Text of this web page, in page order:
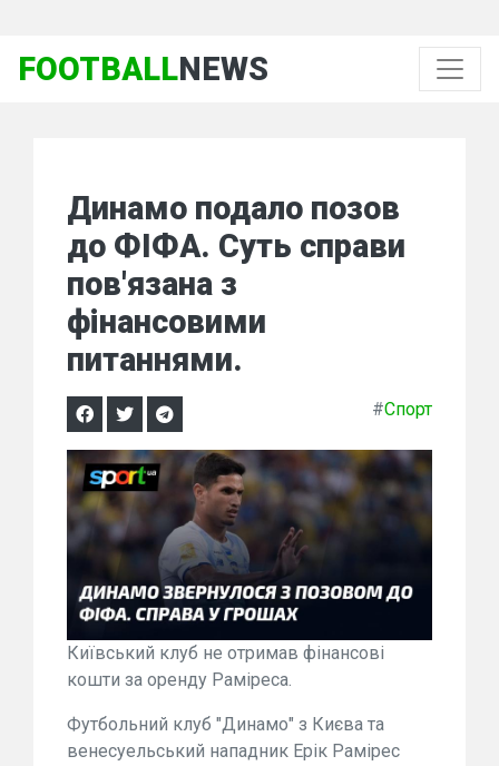
FOOTBALLNEWS
Динамо подало позов
до ФІФА. Суть справи
пов'язана з
фінансовими
питаннями.
#Спорт
Київський клуб не отримав фінансові
кошти за оренду Раміреса.
Футбольний клуб "Динамо" з Києва та
венесуельський нападник Ерік Рамірес